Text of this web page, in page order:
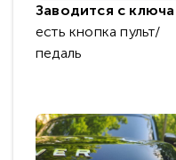
Заводится с ключа
есть кнопка пульт/
педаль